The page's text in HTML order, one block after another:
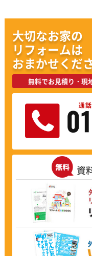
大切なお家の
リフォームは
おまかせくだ
無料でお見積り・現
資